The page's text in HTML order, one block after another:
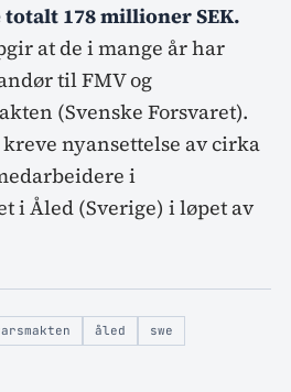
178 millioner SEK.
at de i mange år har
til FMV og
(Svenske Forsvaret).
nyansettelse av cirka
i
i Åled (Sverige) i løpet av
åled swe